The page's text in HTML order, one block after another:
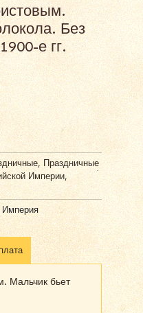
Без
е гг.
,Праздничные
Империи,
Империя
Мальчик бьет